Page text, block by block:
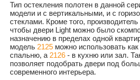
Тип остекления полотен в данной
модели и с вертикальными, и с
стеклами. Кроме того,
чтобы двери Light можно было
назначению в пределах одной
модель 2125 можно использовать
спальню, а 2126 - в кухню или зал.
позволяет подобрать двери под
современного интерьера.